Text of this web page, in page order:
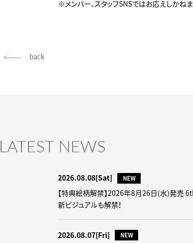
※メンバー、スタッフSNSではお応えしかねま
back
LATEST NEWS
2026.08.08[Sat] NEW
【特典絵柄解禁】2026年8月26日(水)発売
新ビジュアルも解禁！
2026.08.07[Fri] NEW